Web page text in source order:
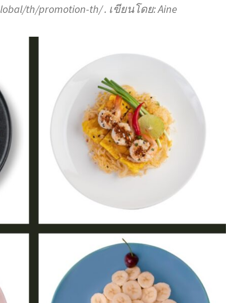
th/promotion-th/ . เขียนโดย: Aine